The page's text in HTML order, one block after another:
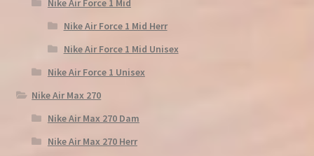
Nike Air Force 1 Mid
Nike Air Force 1 Mid Herr
Nike Air Force 1 Mid Unisex
Nike Air Force 1 Unisex
Nike Air Max 270
Nike Air Max 270 Dam
Nike Air Max 270 Herr